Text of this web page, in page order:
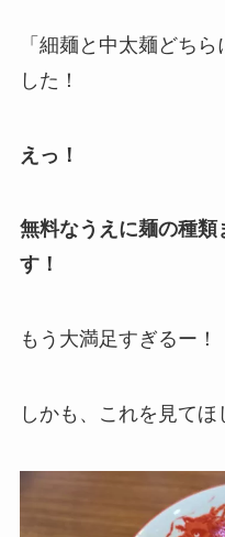
「細麺と中太麺どち
した！
えっ！
無料なうえに麺の種
す！
もう大満足すぎるー！
しかも、これを見てほ